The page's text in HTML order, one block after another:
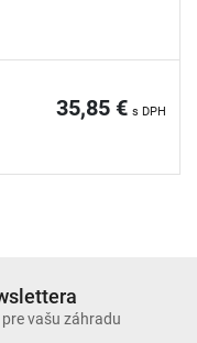
35,85 € s DPH
vašu záhradu